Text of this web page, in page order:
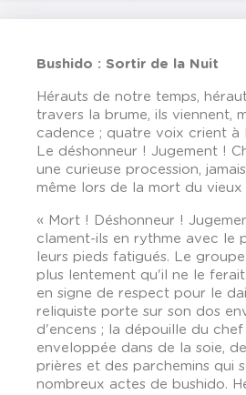
Bushido : Sortir de la Nuit
Hérauts de notre temps,
travers la brume, ils viennent,
cadence ; quatre voix crient à
Le déshonneur ! Jugement !
une curieuse procession,
même lors de la mort du vieux
« Mort ! Déshonneur !
clament-ils en rythme avec le
leurs pieds fatigués. Le
plus lentement qu'il ne le
en signe de respect pour le
reliquiste porte sur son dos
d'encens ; la dépouille du chef
enveloppée dans de la soie,
prières et des parchemins qui
nombreux actes de bushido.